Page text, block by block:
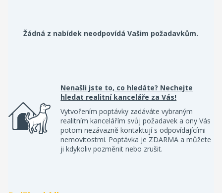
Žádná z nabídek neodpovídá Vašim požadavkům.
Nenašli jste to, co hledáte? Nechejte
hledat realitní kanceláře za Vás!
Vytvořením poptávky zadáváte vybraným
realitním kancelářím svůj požadavek a ony Vás
potom nezávazně kontaktují s odpovídajícími
nemovitostmi. Poptávka je ZDARMA a můžete
ji kdykoliv pozměnit nebo zrušit.